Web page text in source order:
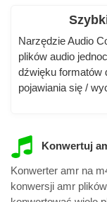
Narzędzie Audio
plików audio
dźwięku formatów
pojawiania się /
Konwertuj
Konwerter amr na
konwersji amr